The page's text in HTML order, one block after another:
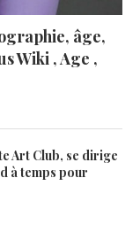
âge,
Wiki , Age ,
Art Club, se dirige
à temps pour